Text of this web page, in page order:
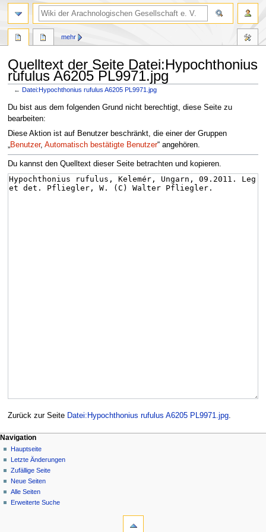
Quelltext der Seite Datei:Hypochthonius
rufulus A6205 PL9971.jpg
←Datei:Hypochthonius rufulus A6205 PL9971.jpg
Zur
Navigation
springen
Zur
Suche
springen
Du bist aus dem folgenden Grund nicht berechtigt, diese Seite zu
bearbeiten:
Diese Aktion ist auf Benutzer beschränkt, die einer der Gruppen
„Benutzer, Automatisch bestätigte Benutzer“ angehören.
Du kannst den Quelltext dieser Seite betrachten und kopieren.
Zurück zur Seite Datei:Hypochthonius rufulus A6205 PL9971.jpg.
mehr
Navigation
Hauptseite
Letzte Änderungen
Zufällige Seite
Neue Seiten
Alle Seiten
Erweiterte Suche